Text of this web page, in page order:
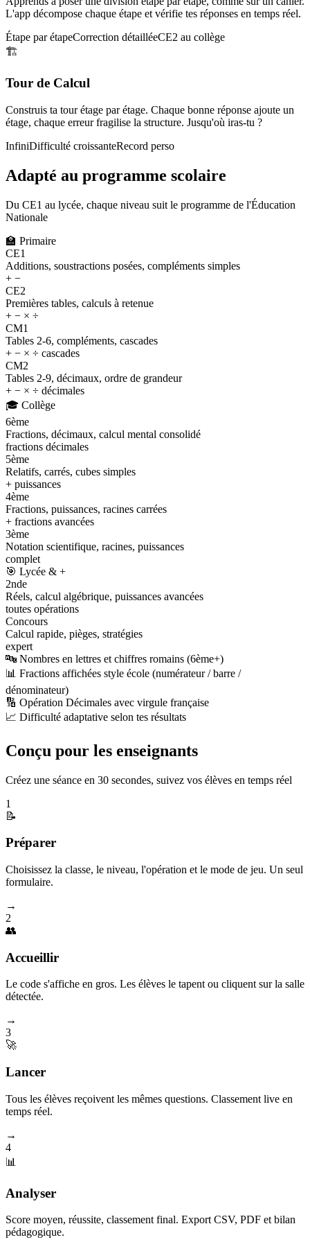
L'app décompose chaque étape et vérifie tes réponses en temps réel.
Étape par étapeCorrection détailléeCE2 au collège
🏗️
Tour de Calcul
Construis ta tour étage par étage. Chaque bonne réponse ajoute un
étage, chaque erreur fragilise la structure. Jusqu'où iras-tu ?
InfiniDifficulté croissanteRecord perso
Adapté au programme scolaire
Du CE1 au lycée, chaque niveau suit le programme de l'Éducation
Nationale
🏫 Primaire
CE1
Additions, soustractions posées, compléments simples
+ −
CE2
Premières tables, calculs à retenue
+ − × ÷
CM1
Tables 2-6, compléments, cascades
+ − × ÷ cascades
CM2
Tables 2-9, décimaux, ordre de grandeur
+ − × ÷ décimales
🎓 Collège
6ème
Fractions, décimaux, calcul mental consolidé
fractions décimales
5ème
Relatifs, carrés, cubes simples
+ puissances
4ème
Fractions, puissances, racines carrées
+ fractions avancées
3ème
Notation scientifique, racines, puissances
complet
🎯 Lycée & +
2nde
Réels, calcul algébrique, puissances avancées
toutes opérations
Concours
Calcul rapide, pièges, stratégies
expert
🔤 Nombres en lettres et chiffres romains (6ème+)
📊 Fractions affichées style école (numérateur / barre /
dénominateur)
🔢 Opération Décimales avec virgule française
📈 Difficulté adaptative selon tes résultats
Conçu pour les enseignants
Créez une séance en 30 secondes, suivez vos élèves en temps réel
1
📝
Préparer
Choisissez la classe, le niveau, l'opération et le mode de jeu. Un seul
formulaire.
→
2
👥
Accueillir
Le code s'affiche en gros. Les élèves le tapent ou cliquent sur la salle
détectée.
→
3
🚀
Lancer
Tous les élèves reçoivent les mêmes questions. Classement live en
temps réel.
→
4
📊
Analyser
Score moyen, réussite, classement final. Export CSV, PDF et bilan
pédagogique.